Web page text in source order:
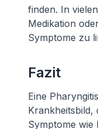
finden. In
Medikation
Symptome zu
Fazit
Eine
Krankheitsbild,
Symptome wie